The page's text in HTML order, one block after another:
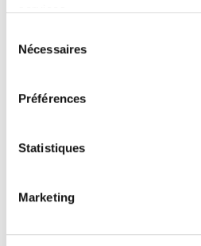
Nécessaires
Préférences
Statistiques
Marketing
La violence au nom de la loi
Penser la condition animale